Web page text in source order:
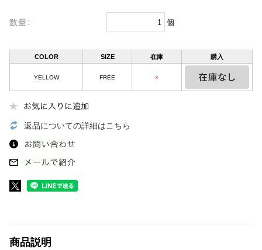
数量: 個
COLOR SIZE 在庫 購入
YELLOW FREE ×
返品についての詳細はこちら
商品説明